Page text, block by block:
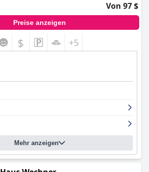
Von 97 $
Preise anzeigen
$ +5
Mehr anzeigen